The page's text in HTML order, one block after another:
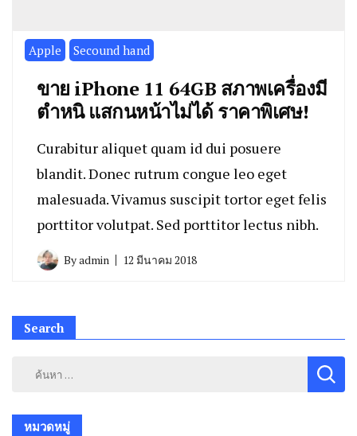
Apple Secound hand
ขาย iPhone 11 64GB สภาพเครื่องมี
ตำหนิ แสกนหน้าไม่ได้ ราคาพิเศษ!
Curabitur aliquet quam id dui posuere
blandit. Donec rutrum congue leo eget
malesuada. Vivamus suscipit tortor eget felis
porttitor volutpat. Sed porttitor lectus nibh.
Byadmin 12 มีนาคม 2018
Search
ค้นหา
หมวดหมู่